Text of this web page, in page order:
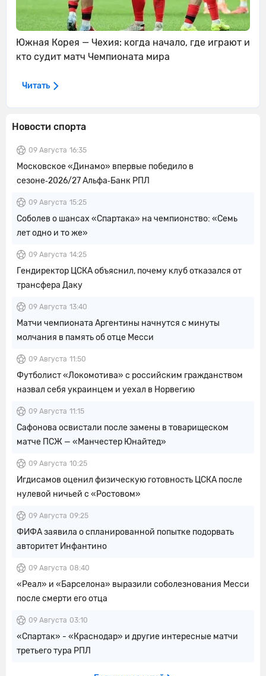
Новости спорта
09 Августа 16:35
Московское «Динамо» впервые победило в
сезоне‑2026/27 Альфа‑Банк РПЛ
09 Августа 15:25
Соболев о шансах «Спартака» на чемпионство: «Семь
лет одно и то же»
09 Августа 14:25
Гендиректор ЦСКА объяснил, почему клуб отказался от
трансфера Даку
09 Августа 13:40
Матчи чемпионата Аргентины начнутся с минуты
молчания в память об отце Месси
09 Августа 11:50
Футболист «Локомотива» с российским гражданством
назвал себя украинцем и уехал в Норвегию
09 Августа 11:15
Сафонова освистали после замены в товарищеском
матче ПСЖ — «Манчестер Юнайтед»
09 Августа 10:25
Игдисамов оценил физическую готовность ЦСКА после
нулевой ничьей с «Ростовом»
09 Августа 09:25
ФИФА заявила о спланированной попытке подорвать
авторитет Инфантино
09 Августа 08:40
«Реал» и «Барселона» выразили соболезнования Месси
после смерти его отца
09 Августа 03:10
«Спартак» - «Краснодар» и другие интересные матчи
третьего тура РПЛ
Южная Корея — Чехия: когда начало, где играют и
кто судит матч Чемпионата мира
Читать